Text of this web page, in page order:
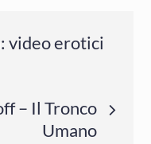
video erotici
– Il Tronco
Umano